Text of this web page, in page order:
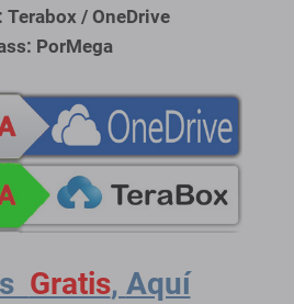
Terabox / OneDrive
PorMega
Gratis, Aquí